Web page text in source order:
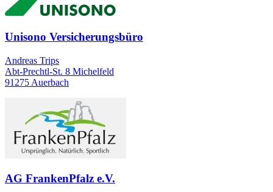
Unisono Versicherungsbüro
Andreas Trips
Abt-Prechtl-St. 8 Michelfeld
91275 Auerbach
AG FrankenPfalz e.V.